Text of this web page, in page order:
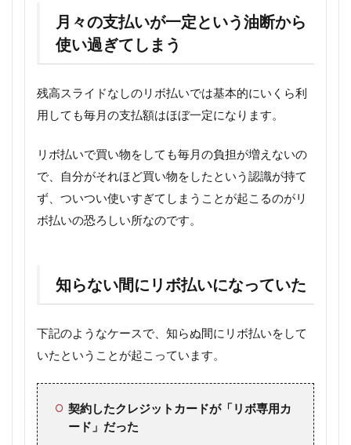
月々の支払いが一定という油断から
使い過ぎてしまう
残高スライドなしのリボ払いでは基本的にいくら利
用しても毎月の支払額はほぼ一定になります。
リボ払いで買い物をしても毎月の負担が増えないの
で、自分がそれほど買い物をしたという認識が持て
ず、ついつい使いすぎてしまうことが起こるのがリ
ボ払いの恐ろしい所なのです。
知らない間にリボ払いになっていた
下記のようなケースで、知らぬ間にリボ払いをして
いたということが起こっています。
契約したクレジットカードが「リボ専用カ
ード」だった